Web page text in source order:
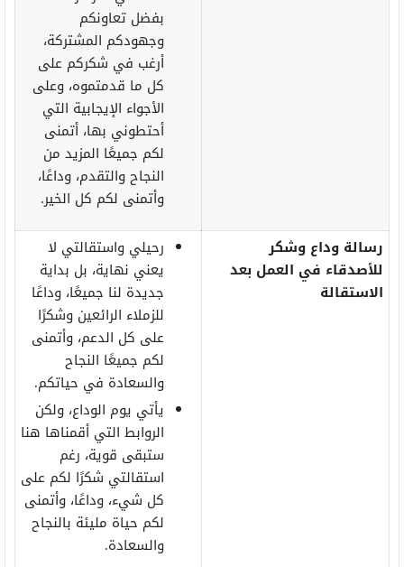
بفضل تعاونكم
وجهودكم المشتركة،
أرغب في شكركم على
كل ما قدمتموه، وعلى
الأجواء الإيجابية التي
أحتطوني بها، أتمنى
لكم جميعًا المزيد من
النجاح والتقدم، وداعًا،
وأتمنى لكم كل الخير.
رسالة وداع وشكر
للأصدقاء في العمل بعد
الاستقالة
رحيلي واستقالتي لا
يعني نهاية، بل بداية
جديدة لنا جميعًا، وداعًا
للزملاء الرائعين وشكرًا
على كل الدعم، وأتمنى
لكم جميعًا النجاح
والسعادة في حياتكم.
يأتي يوم الوداع، ولكن
الروابط التي أقمناها هنا
ستبقى قوية، رغم
استقالتي شكرًا لكم على
كل شيء، وداعًا، وأتمنى
لكم حياة مليئة بالنجاح
والسعادة.